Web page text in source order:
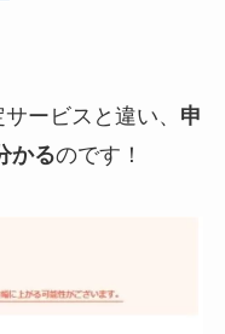
ービスと違い、 申
かるのです！